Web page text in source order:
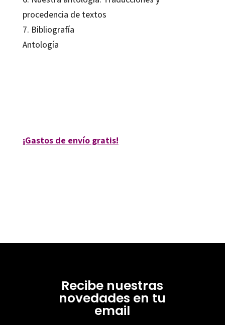
procedencia de textos
7. Bibliografía
Antología
¡Gastos de envío gratis!
Recibe nuestras
novedades en tu
email